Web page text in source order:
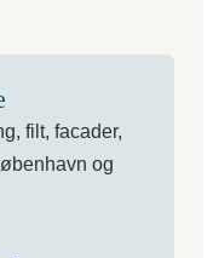
filt, facader,
og